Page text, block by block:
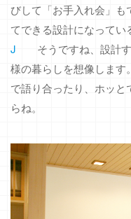
びして「お手入れ会」も
てできる設計になってい
J
そうですね、設計
様の暮らしを想像します
で語り合ったり、ホッ
らね。